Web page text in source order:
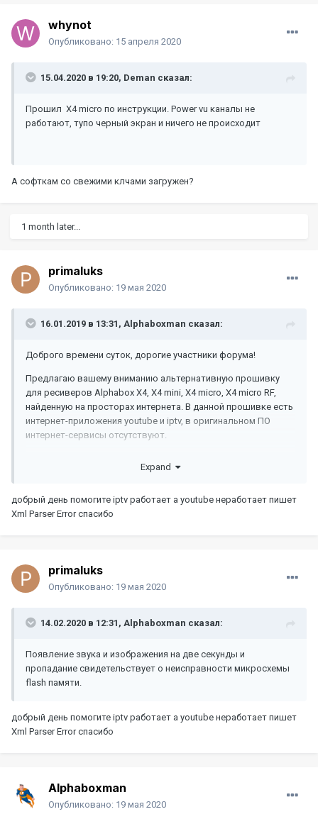
whynot
Опубликовано: 15 апреля 2020
15.04.2020 в 19:20, Deman сказал:
Прошил X4 micro по инструкции. Power vu каналы не
работают, тупо черный экран и ничего не происходит
А софткам со свежими клчами загружен?
1 month later...
primaluks
Опубликовано: 19 мая 2020
16.01.2019 в 13:31, Alphaboxman сказал:
Доброго времени суток, дорогие участники форума!
Предлагаю вашему вниманию альтернативную прошивку
для ресиверов Alphabox X4, X4 mini, X4 micro, X4 micro RF,
найденную на просторах интернета. В данной прошивке есть
интернет-приложения youtube и iptv, в оригинальном ПО
интернет-сервисы отсутствуют.
настройки, обновление ПО, обновление через USB, и
прошивки и перезагрузки ресивера. После перезагрузки
опять заходим в пункт обновление через USB и прошиваем
интернет. Списки каналов с оригинальной прошивки, к
сожалению, не подходят.
(Alphabox AW-1 или старые Alphabox). Настройка Wi-Fi
"Мультимедиа".
Для возможного возврата на оригинальную прошивку в
заводскую прошивку, прошейте его.
Expand
добрый день помогите iptv работает а youtube неработает пишет
Xml Parser Error спасибо
primaluks
Опубликовано: 19 мая 2020
14.02.2020 в 12:31, Alphaboxman сказал:
Появление звука и изображения на две секунды и
пропадание свидетельствует о неисправности микросхемы
flash памяти.
добрый день помогите iptv работает а youtube неработает пишет
Xml Parser Error спасибо
Alphaboxman
Опубликовано: 19 мая 2020